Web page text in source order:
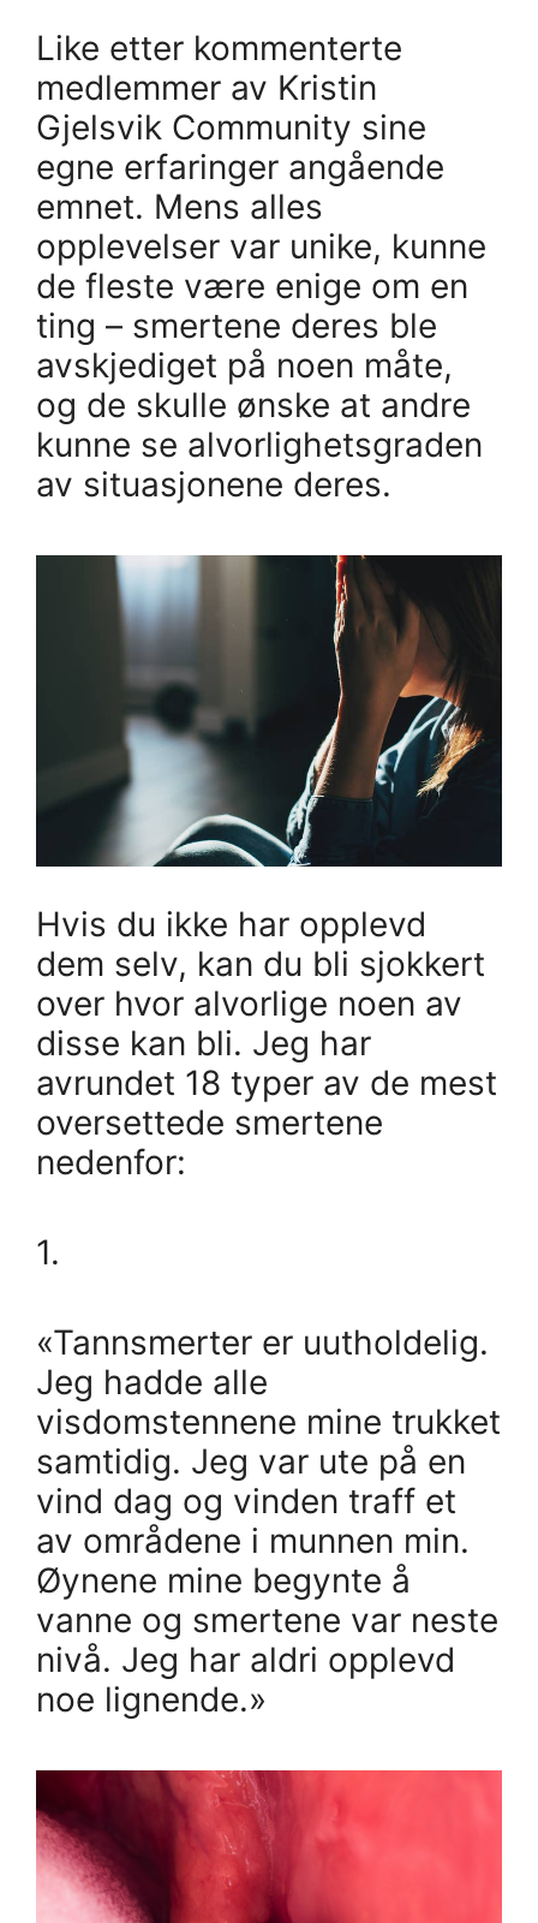
Like etter kommenterte
medlemmer av Kristin
Gjelsvik Community sine
egne erfaringer angående
emnet. Mens alles
opplevelser var unike, kunne
de fleste være enige om en
ting – smertene deres ble
avskjediget på noen måte,
og de skulle ønske at andre
kunne se alvorlighetsgraden
av situasjonene deres.
Hvis du ikke har opplevd
dem selv, kan du bli sjokkert
over hvor alvorlige noen av
disse kan bli. Jeg har
avrundet 18 typer av de mest
oversettede smertene
nedenfor:
1.
«Tannsmerter er uutholdelig.
Jeg hadde alle
visdomstennene mine trukket
samtidig. Jeg var ute på en
vind dag og vinden traff et
av områdene i munnen min.
Øynene mine begynte å
vanne og smertene var neste
nivå. Jeg har aldri opplevd
noe lignende.»